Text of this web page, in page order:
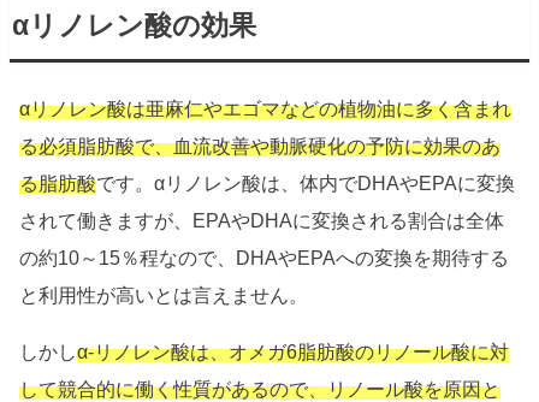
αリノレン酸の効果
αリノレン酸は亜麻仁やエゴマなどの植物油に多く含まれ
る必須脂肪酸で、血流改善や動脈硬化の予防に効果のあ
る脂肪酸です。αリノレン酸は、体内でDHAやEPAに変換
されて働きますが、EPAやDHAに変換される割合は全体
の約10～15％程なので、DHAやEPAへの変換を期待する
と利用性が高いとは言えません。
しかしα-リノレン酸は、オメガ6脂肪酸のリノール酸に対
して競合的に働く性質があるので、リノール酸を原因と